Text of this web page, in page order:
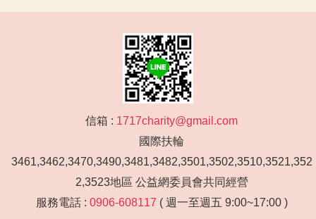
信箱 : 1717charity@gmail.com
國際扶輪
3461,3462,3470,3490,3481,3482,3501,3502,3510,3521,352
2,3523地區 公益網委員會共同經營
服務電話 : 0906-608117 ( 週一至週五 9:00~17:00 )